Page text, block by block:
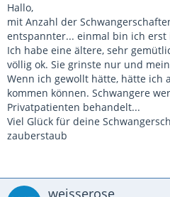
Hallo,
mit Anzahl der
entspannter... einmal bin ich erst
Ich habe eine ältere, sehr
völlig ok. Sie grinste nur und
Wenn ich gewollt hätte, hätte ich
kommen können. Schwangere
Privatpatienten behandelt...
Viel Glück für deine
zauberstaub